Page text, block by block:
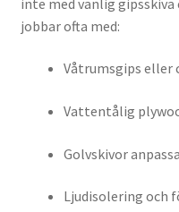
jobbar ofta med:
Våtrumsgips eller
Vattentålig
Golvskivor
Ljudisolering och